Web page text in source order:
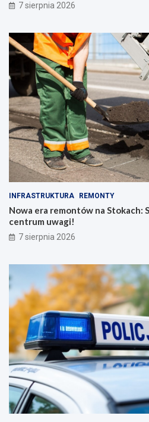
7 sierpnia 2026
INFRASTRUKTURA REMONTY
Nowa era remontów na Stokach:
centrum uwagi!
7 sierpnia 2026